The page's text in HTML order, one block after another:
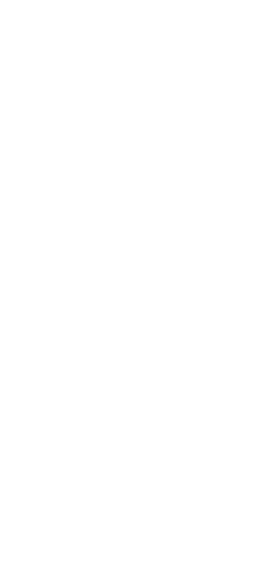
hinzufügen
hinzufügen